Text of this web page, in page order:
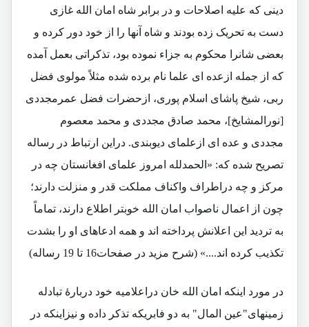
دینی که علیه اصلاحات و در برابر شاه امان الله غازی
دست به تحریک زده بودند و شاه آنها را از خود دور کرده و
بعضی شانرا محکوم به جزاء نموده بود، تذکراتی بعمل آمده
که از جمله ازعده ای علما نام برده شده مثلاً مولوی فضل
ربی، شیخ پاشای اسلام پوری، ازحضرات فضل عمرمجددی
[نورالمشایخ]، محمد صادق مجددی و محمد معصوم
مجددی و عده ای ازعلمای دیوبندی. دراین ارتباط در رساله
تصریح شده که: «الحمدلله امروز علمای افغانستان چه در
مرکز و چه دراطراف واکناف مملکت قدر و منزلت دارند؛
چون از اعمال ناصواب امان الله خوبتر اطلاع دارند، تماماً
به تردید این اعلانش پرداخته اند و همه ادعاهای او را بشدت
تکذیب کرده اند....» (شرح مزید در صفحات16 تا 19 رساله)
در مورد اینکه امان الله خان دراعلامیه خود دربارۀ تبادله
زمینهای"عین المال" به دو فابریکه تذکر داده و نیزاینکه در